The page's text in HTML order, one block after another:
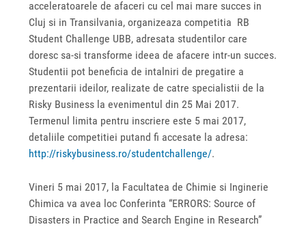
acceleratoarele de afaceri cu cel mai mare succes in
Cluj si in Transilvania, organizeaza competitia RB
Student Challenge UBB, adresata studentilor care
doresc sa-si transforme ideea de afacere intr-un succes.
Studentii pot beneficia de intalniri de pregatire a
prezentarii ideilor, realizate de catre specialistii de la
Risky Business la evenimentul din 25 Mai 2017.
Termenul limita pentru inscriere este 5 mai 2017,
detaliile competitiei putand fi accesate la adresa:
http://riskybusiness.ro/studentchallenge/.
Vineri 5 mai 2017, la Facultatea de Chimie si Inginerie
Chimica va avea loc Conferinta “ERRORS: Source of
Disasters in Practice and Search Engine in Research”